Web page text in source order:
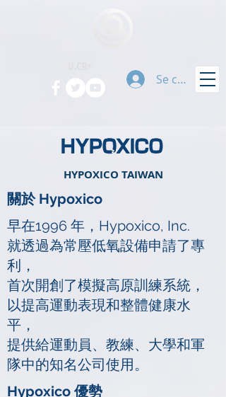
Se connecter
HYPOXICO TAIWAN
關於 Hypoxico
早在1996 年，Hypoxico, Inc.
就透過為常壓低氧設備申請了專
利，
首次開創了模擬高原訓練系統，
以提高運動表現和整體健康水
平，
提供給運動員、教練、大學和軍
隊中的知名公司使用。
Hypoxico 優勢